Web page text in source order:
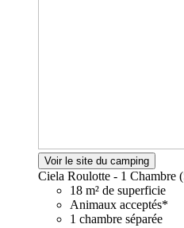
Voir le site du camping
Ciela Roulotte - 1 Chambre
18 m² de superficie
Animaux acceptés*
1 chambre séparée